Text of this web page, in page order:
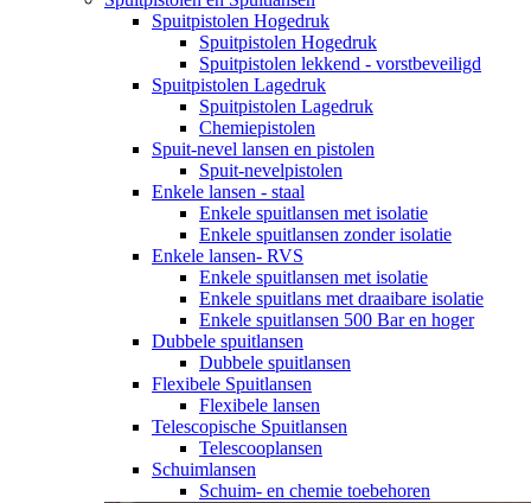
Spuitpistolen Hogedruk
Spuitpistolen Hogedruk
Spuitpistolen lekkend - vorstbeveiligd
Spuitpistolen Lagedruk
Spuitpistolen Lagedruk
Chemiepistolen
Spuit-nevel lansen en pistolen
Spuit-nevelpistolen
Enkele lansen - staal
Enkele spuitlansen met isolatie
Enkele spuitlansen zonder isolatie
Enkele lansen- RVS
Enkele spuitlansen met isolatie
Enkele spuitlans met draaibare isolatie
Enkele spuitlansen 500 Bar en hoger
Dubbele spuitlansen
Dubbele spuitlansen
Flexibele Spuitlansen
Flexibele lansen
Telescopische Spuitlansen
Telescooplansen
Schuimlansen
Schuim- en chemie toebehoren